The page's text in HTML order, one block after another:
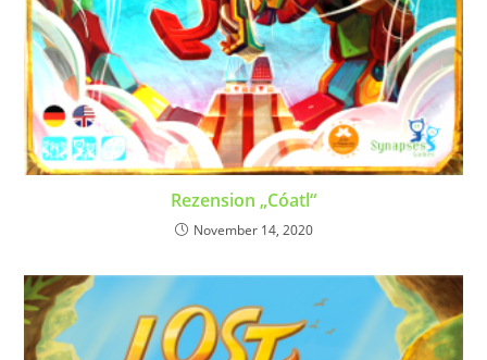
Rezension „Cóatl“
November 14, 2020